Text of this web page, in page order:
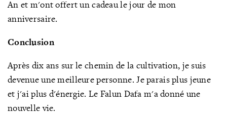
An et m'ont offert un cadeau le jour de mon
anniversaire.
Conclusion
Après dix ans sur le chemin de la cultivation, je suis
devenue une meilleure personne. Je parais plus jeune
et j'ai plus d'énergie. Le Falun Dafa m'a donné une
nouvelle vie.